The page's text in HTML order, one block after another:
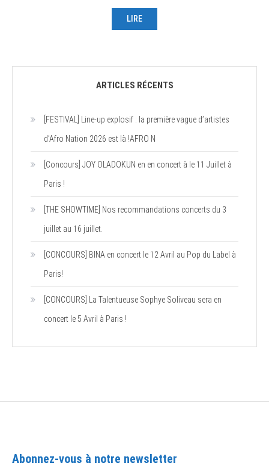
LIRE
ARTICLES RÉCENTS
[FESTIVAL] Line-up explosif : la première vague d’artistes
d’Afro Nation 2026 est là !AFRO N
[Concours] JOY OLADOKUN en en concert à le 11 Juillet à
Paris !
[THE SHOWTIME] Nos recommandations concerts du 3
juillet au 16 juillet.
[CONCOURS] BINA en concert le 12 Avril au Pop du Label à
Paris!
[CONCOURS] La Talentueuse Sophye Soliveau sera en
concert le 5 Avril à Paris !
Abonnez-vous à notre newsletter